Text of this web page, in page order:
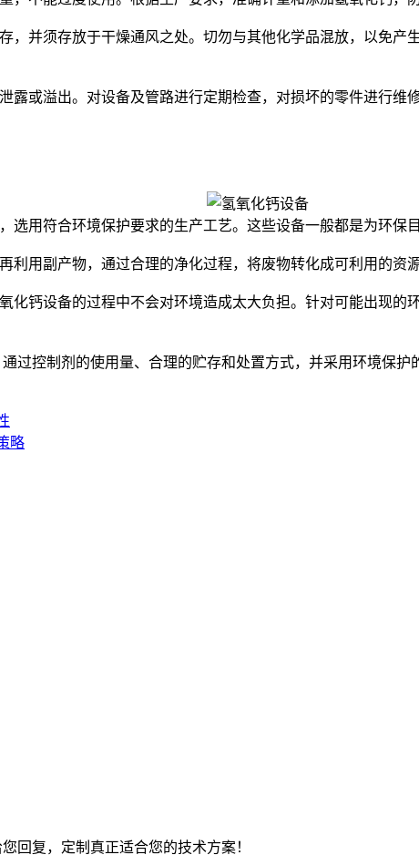
，并须存放于干燥通风之处。切勿与其他化学品混放，以免
露或溢出。对设备及管路进行定期检查，对损坏的零件进行维修
选用符合环境保护要求的生产工艺。这些设备一般都是为环保
利用副产物，通过合理的净化过程，将废物转化成可利用的资
化钙设备的过程中不会对环境造成太大负担。针对可能出现
控制剂的使用量、合理的贮存和处置方式，并采用环境保护
略
回复，定制真正适合您的技术方案！